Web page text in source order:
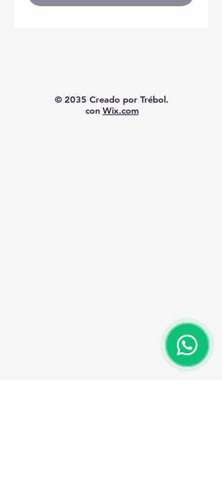
© 2035 Creado por Trébol.
con Wix.com